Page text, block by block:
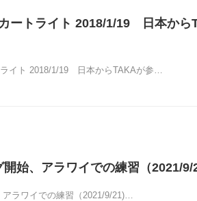
ートライト 2018/1/19 日本から
イト 2018/1/19 日本からTAKAが参…
始、アラワイでの練習（2021/9/
ラワイでの練習（2021/9/21)…